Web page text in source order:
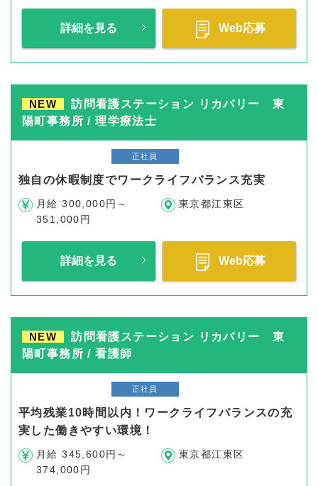
詳細を見る Web応募
NEW
訪問看護ステーション リカバリー 東
陽町事務所 / 理学療法士
正社員
独自の休暇制度でワークライフバランス充実
月給 300,000円～
351,000円
東京都江東区
詳細を見る Web応募
NEW
訪問看護ステーション リカバリー 東
陽町事務所 / 看護師
正社員
平均残業10時間以内！ワークライフバランスの充
実した働きやすい環境！
月給 345,600円～
374,000円
東京都江東区